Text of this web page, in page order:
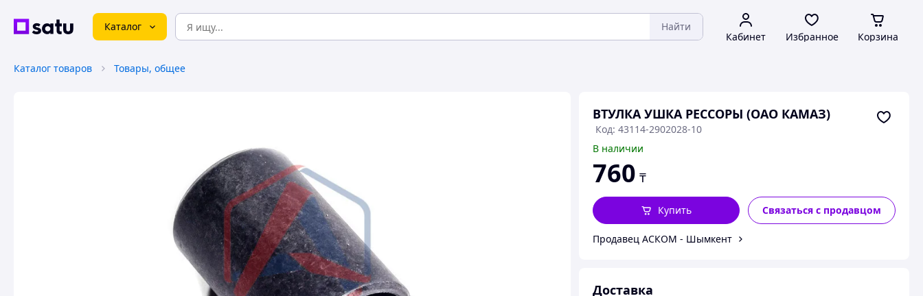
Каталог Найти
Кабинет Избранное Корзина
Каталог товаров Товары, общее
ВТУЛКА УШКА РЕССОРЫ (ОАО КАМАЗ)
Код: 43114-2902028-10
В наличии
760 ₸
Купить Связаться с продавцом
Продавец АСКОМ - Шымкент
Доставка